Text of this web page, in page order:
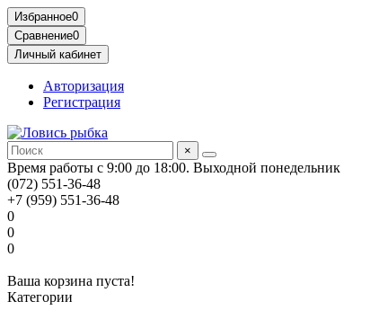
Избранное0
Сравнение0
Личный кабинет
Авторизация
Регистрация
×
Время работы с 9:00 до 18:00. Выходной понедельник
(072) 551-36-48
+7 (959) 551-36-48
0
0
0
Ваша корзина пуста!
Категории